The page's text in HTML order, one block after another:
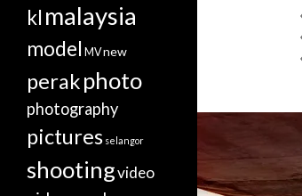
kl malaysia
model MVnew
perakphoto
photography
pictures selangor
shootingvideo